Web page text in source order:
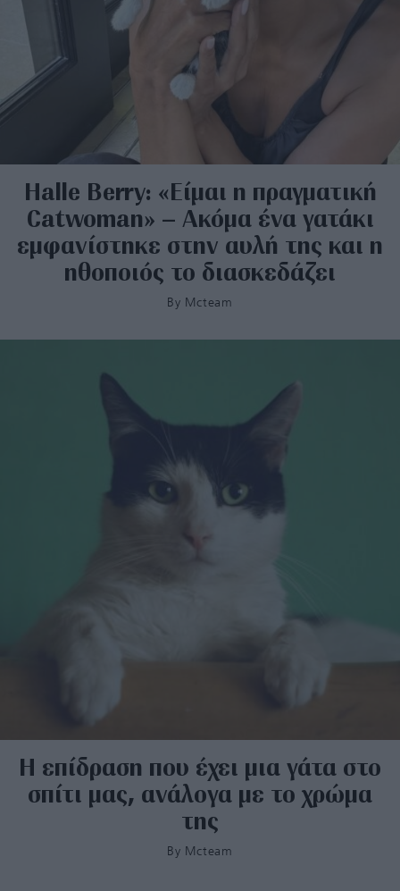
​Halle Berry: «Είμαι η πραγματική
Catwoman» – Ακόμα ένα γατάκι
εμφανίστηκε στην αυλή της και η
ηθοποιός το διασκεδάζει
By Mcteam
Η επίδραση που έχει μια γάτα στο
σπίτι μας, ανάλογα με το χρώμα
της
By Mcteam